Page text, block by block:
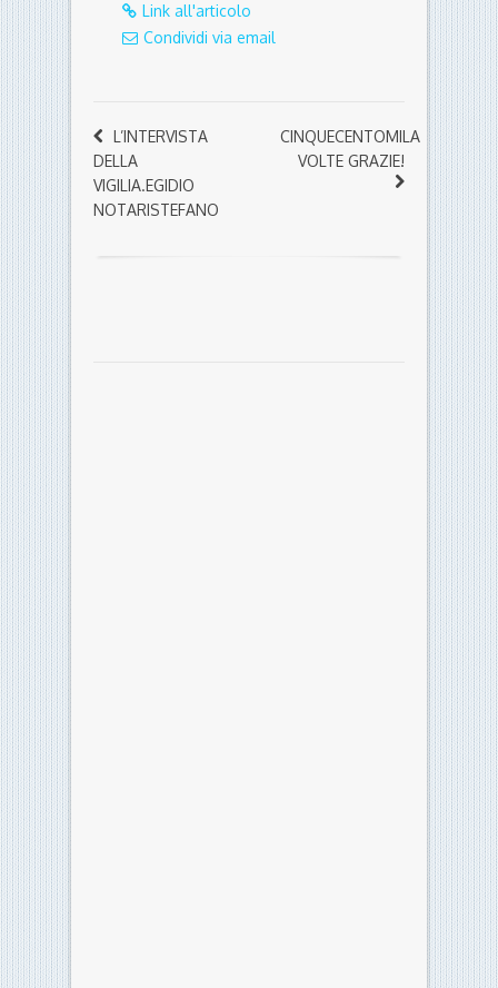
Link all'articolo
Condividi via email
L’INTERVISTA
DELLA
VIGILIA.EGIDIO
NOTARISTEFANO
CINQUECENTOMILA
VOLTE GRAZIE!